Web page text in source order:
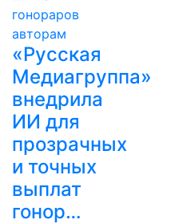
«Русская
Медиагруппа»
внедрила
ИИ для
прозрачных
и точных
выплат
гонор…